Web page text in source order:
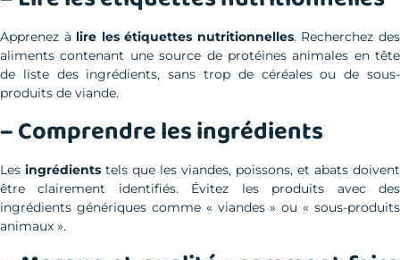
Apprenez à lire les étiquettes nutritionnelles. Recherchez des
aliments contenant une source de protéines animales en tête
de liste des ingrédients, sans trop de céréales ou de sous-
produits de viande.
– Comprendre les ingrédients
Les ingrédients tels que les viandes, poissons, et abats doivent
être clairement identifiés. Évitez les produits avec des
ingrédients génériques comme « viandes » ou « sous-produits
animaux ».